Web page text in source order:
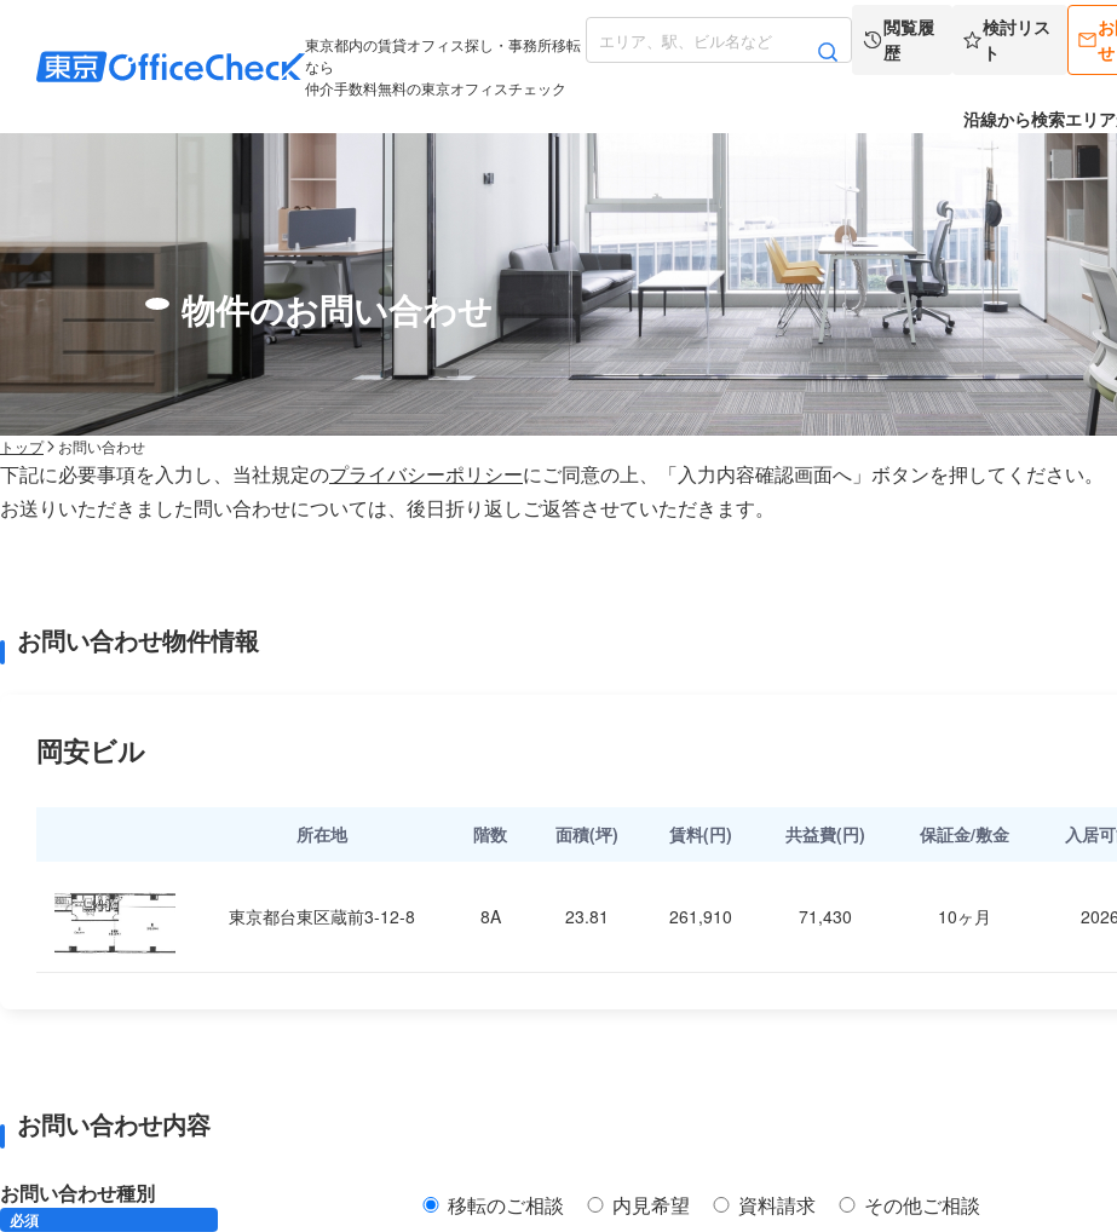
東京都内の賃貸オフィス探し・事務所移転
なら
仲介手数料無料の東京オフィスチェック
閲覧履
歴
検討リス
ト
せ
沿線から検索エリ
物件のお問い合わせ
トップ お問い合わせ
下記に必要事項を入力し、当社規定のプライバシーポリシーにご同意の上、「入力内容確認画面へ」ボタンを押してください。
お送りいただきました問い合わせについては、後⽇折り返しご返答させていただきます。
お問い合わせ物件情報
岡安ビル
所在地 階数 面積(坪) 賃料(円) 共益費(円) 保証金/敷金 入居
東京都台東区蔵前3-12-8 8A 23.81 261,910 71,430 10ヶ月
お問い合わせ内容
お問い合わせ種別
必須
移転のご相談 内見希望 資料請求 その他ご相談